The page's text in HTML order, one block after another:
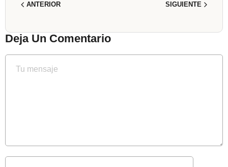
ANTERIOR SIGUIENTE
Deja Un Comentario